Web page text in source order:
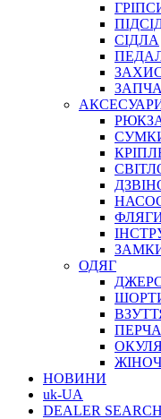
СІДЛА
ОДЯГ
НОВИНИ
uk-UA
DEALER SEARCH